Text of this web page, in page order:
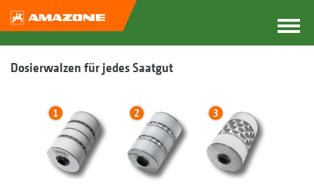
Dosierwalzen für jedes Saatgut